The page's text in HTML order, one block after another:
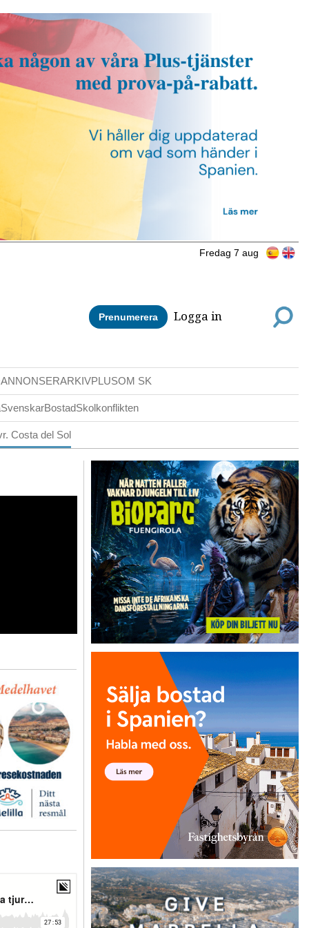
Fredag 7 aug
Prenumerera Logga in
ARKIVPLUSOM SK
SvenskarBostadSkolkonflikten
Costa del Sol